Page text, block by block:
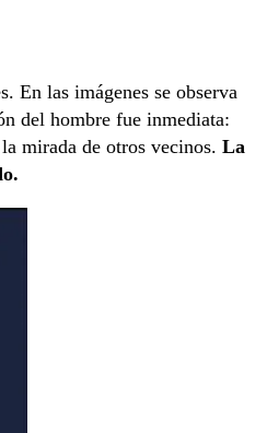
En las imágenes se observa
del hombre fue inmediata:
mirada de otros vecinos. La